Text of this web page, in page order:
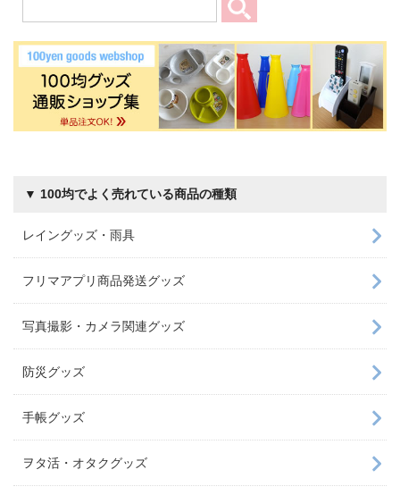
▼ 100均でよく売れている商品の種類
レイングッズ・雨具
フリマアプリ商品発送グッズ
写真撮影・カメラ関連グッズ
防災グッズ
手帳グッズ
ヲタ活・オタクグッズ